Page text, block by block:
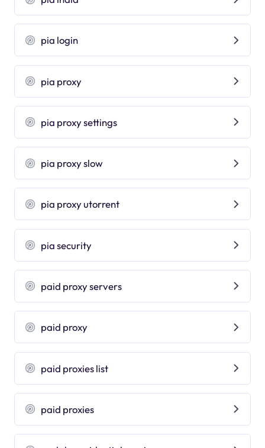
pia login
pia proxy
pia proxy settings
pia proxy slow
pia proxy utorrent
pia security
paid proxy servers
paid proxy
paid proxies list
paid proxies